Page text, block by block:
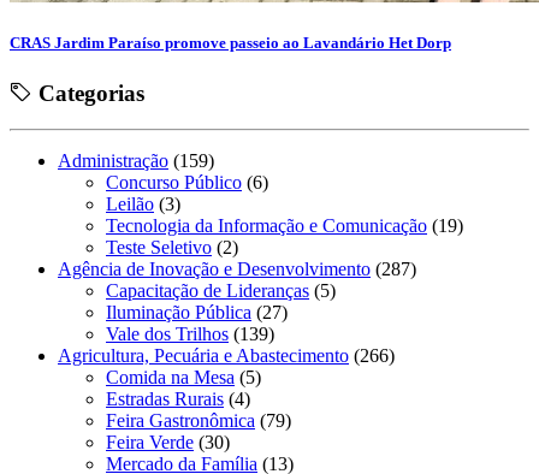
CRAS Jardim Paraíso promove passeio ao Lavandário Het Dorp
Categorias
Administração (159)
Concurso Público (6)
Leilão (3)
Tecnologia da Informação e Comunicação (19)
Teste Seletivo (2)
Agência de Inovação e Desenvolvimento (287)
Capacitação de Lideranças (5)
Iluminação Pública (27)
Vale dos Trilhos (139)
Agricultura, Pecuária e Abastecimento (266)
Comida na Mesa (5)
Estradas Rurais (4)
Feira Gastronômica (79)
Feira Verde (30)
Mercado da Família (13)